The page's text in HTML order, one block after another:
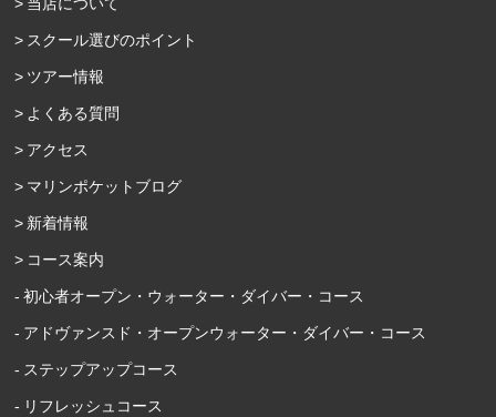
当店について
スクール選びのポイント
ツアー情報
よくある質問
アクセス
マリンポケットブログ
新着情報
コース案内
初心者オープン・ウォーター・ダイバー・コース
アドヴァンスド・オープンウォーター・ダイバー・コース
ステップアップコース
リフレッシュコース